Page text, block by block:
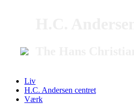
Liv
H.C. Andersen centret
Værk